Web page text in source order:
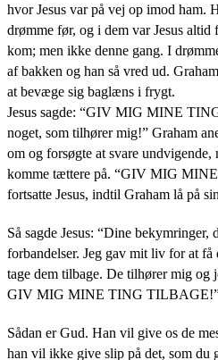
hvor Jesus var på vej op imod ham.
drømme før, og i dem var Jesus
kom; men ikke denne gang. I
af bakken og han så vred ud.
at bevæge sig baglæns i frygt.
Jesus sagde: “GIV MIG MINE
noget, som tilhører mig!” Graham
om og forsøgte at svare undvigende,
komme tættere på. “GIV MIG
fortsatte Jesus, indtil Graham lå på
Så sagde Jesus: “Dine bekymringer,
forbandelser. Jeg gav mit liv for at
tage dem tilbage. De tilhører mig og
GIV MIG MINE TING
Sådan er Gud. Han vil give os de
han vil ikke give slip på det, som du